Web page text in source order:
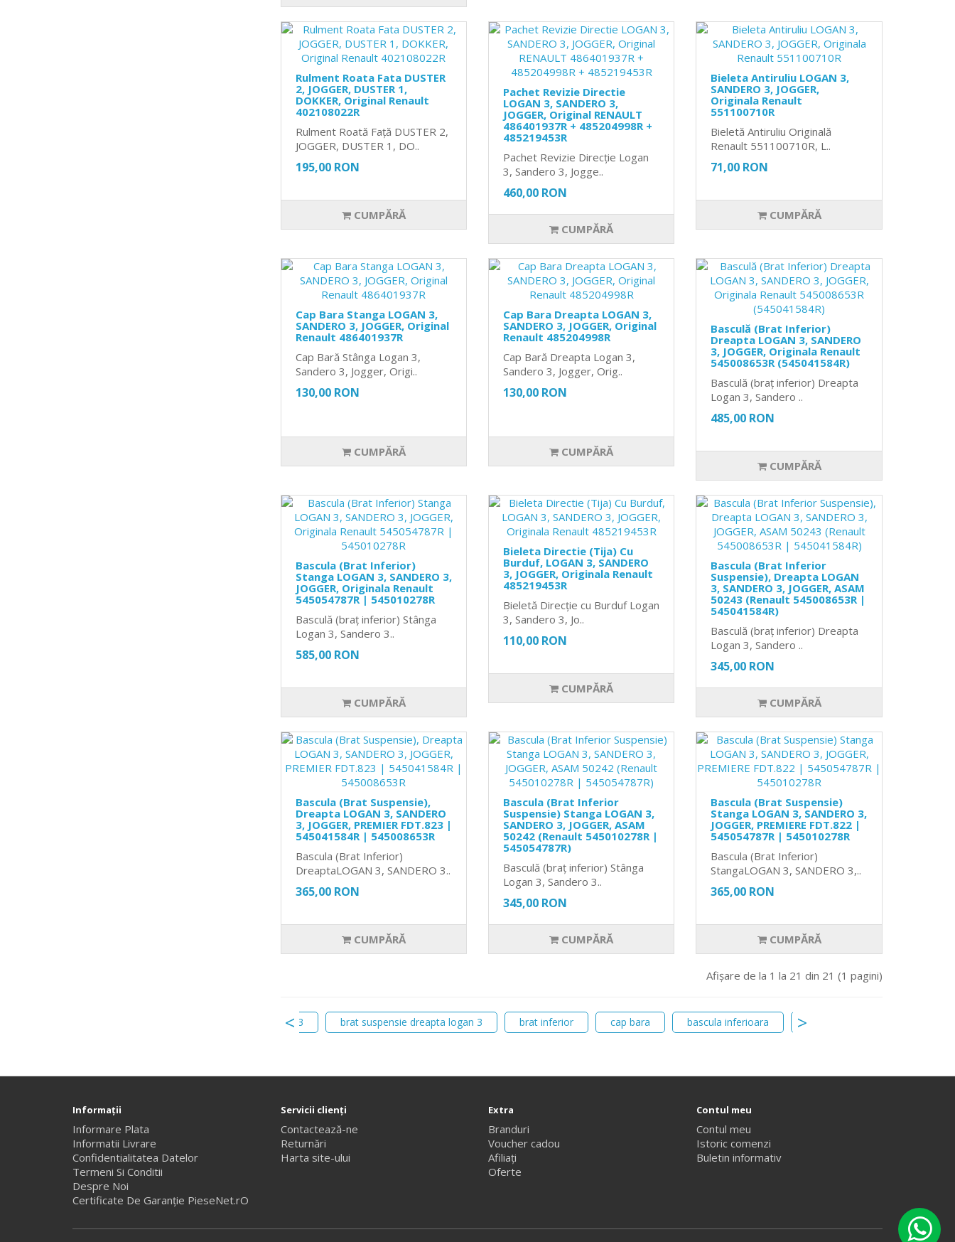
Rulment Roata Fata DUSTER
2, JOGGER, DUSTER 1,
DOKKER, Original Renault
402108022R
Rulment Roată Față DUSTER 2,
JOGGER, DUSTER 1, DO..
195,00 RON
CUMPĂRĂ
Pachet Revizie Directie
LOGAN 3, SANDERO 3,
JOGGER, Original RENAULT
486401937R + 485204998R +
485219453R
Pachet Revizie Direcție Logan
3, Sandero 3, Jogge..
460,00 RON
CUMPĂRĂ
Bieleta Antiruliu LOGAN 3,
SANDERO 3, JOGGER,
Originala Renault
551100710R
Bieletă Antiruliu Originală
Renault 551100710R, L..
71,00 RON
CUMPĂRĂ
Cap Bara Stanga LOGAN 3,
SANDERO 3, JOGGER, Original
Renault 486401937R
Cap Bară Stânga Logan 3,
Sandero 3, Jogger, Origi..
130,00 RON
CUMPĂRĂ
Cap Bara Dreapta LOGAN 3,
SANDERO 3, JOGGER, Original
Renault 485204998R
Cap Bară Dreapta Logan 3,
Sandero 3, Jogger, Orig..
130,00 RON
CUMPĂRĂ
Basculă (Brat Inferior)
Dreapta LOGAN 3, SANDERO
3, JOGGER, Originala Renault
545008653R (545041584R)
Basculă (braț inferior) Dreapta
Logan 3, Sandero ..
485,00 RON
CUMPĂRĂ
Bascula (Brat Inferior)
Stanga LOGAN 3, SANDERO 3,
JOGGER, Originala Renault
545054787R | 545010278R
Basculă (braț inferior) Stânga
Logan 3, Sandero 3..
585,00 RON
CUMPĂRĂ
Bieleta Directie (Tija) Cu
Burduf, LOGAN 3, SANDERO
3, JOGGER, Originala Renault
485219453R
Bieletă Direcție cu Burduf Logan
3, Sandero 3, Jo..
110,00 RON
CUMPĂRĂ
Bascula (Brat Inferior
Suspensie), Dreapta LOGAN
3, SANDERO 3, JOGGER, ASAM
50243 (Renault 545008653R |
545041584R)
Basculă (braț inferior) Dreapta
Logan 3, Sandero ..
345,00 RON
CUMPĂRĂ
Bascula (Brat Suspensie),
Dreapta LOGAN 3, SANDERO
3, JOGGER, PREMIER FDT.823 |
545041584R | 545008653R
Bascula (Brat Inferior)
DreaptaLOGAN 3, SANDERO 3..
365,00 RON
CUMPĂRĂ
Bascula (Brat Inferior
Suspensie) Stanga LOGAN 3,
SANDERO 3, JOGGER, ASAM
50242 (Renault 545010278R |
545054787R)
Basculă (braț inferior) Stânga
Logan 3, Sandero 3..
345,00 RON
CUMPĂRĂ
Bascula (Brat Suspensie)
Stanga LOGAN 3, SANDERO 3,
JOGGER, PREMIERE FDT.822 |
545054787R | 545010278R
Bascula (Brat Inferior)
StangaLOGAN 3, SANDERO 3,..
365,00 RON
CUMPĂRĂ
Afişare de la 1 la 21 din 21 (1 pagini)
asam 50243 brat suspensie dreapta logan 3 brat inferior cap bara bascula inferioara bieleta
Informaţii
Informare Plata
Informatii Livrare
Confidentialitatea Datelor
Termeni Si Conditii
Despre Noi
Certificate De Garanție PieseNet.rO
Servicii clienţi
Contactează-ne
Returnări
Harta site-ului
Extra
Branduri
Voucher cadou
Afiliaţi
Oferte
Contul meu
Contul meu
Istoric comenzi
Buletin informativ
PieseNet,rO